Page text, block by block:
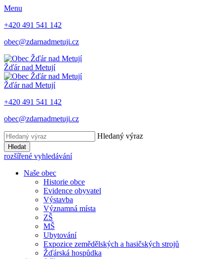
Menu
+420 491 541 142
obec@zdarnadmetuji.cz
Žďár nad Metují
Žďár nad Metují
+420 491 541 142
obec@zdarnadmetuji.cz
Hledaný výraz
Hledat
rozšířené vyhledávání
Naše obec
Historie obce
Evidence obyvatel
Výstavba
Významná místa
ZŠ
MŠ
Ubytování
Expozice zemědělských a hasičských strojů
Žďárská hospůdka